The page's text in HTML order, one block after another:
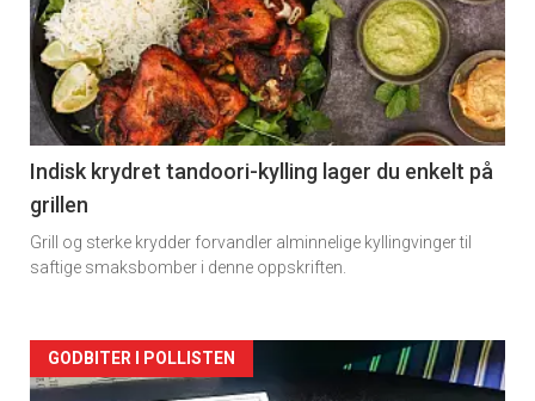
akkurat
nå
-
2
Indisk krydret tandoori-kylling lager du enkelt på
grillen
Grill og sterke krydder forvandler alminnelige kyllingvinger til
saftige smaksbomber i denne oppskriften.
Forsiden
GODBITER I POLLISTEN